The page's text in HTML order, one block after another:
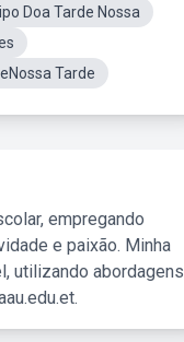
Doa Tarde Nossa
Tarde
empregando
e paixão. Minha
utilizando abordagens